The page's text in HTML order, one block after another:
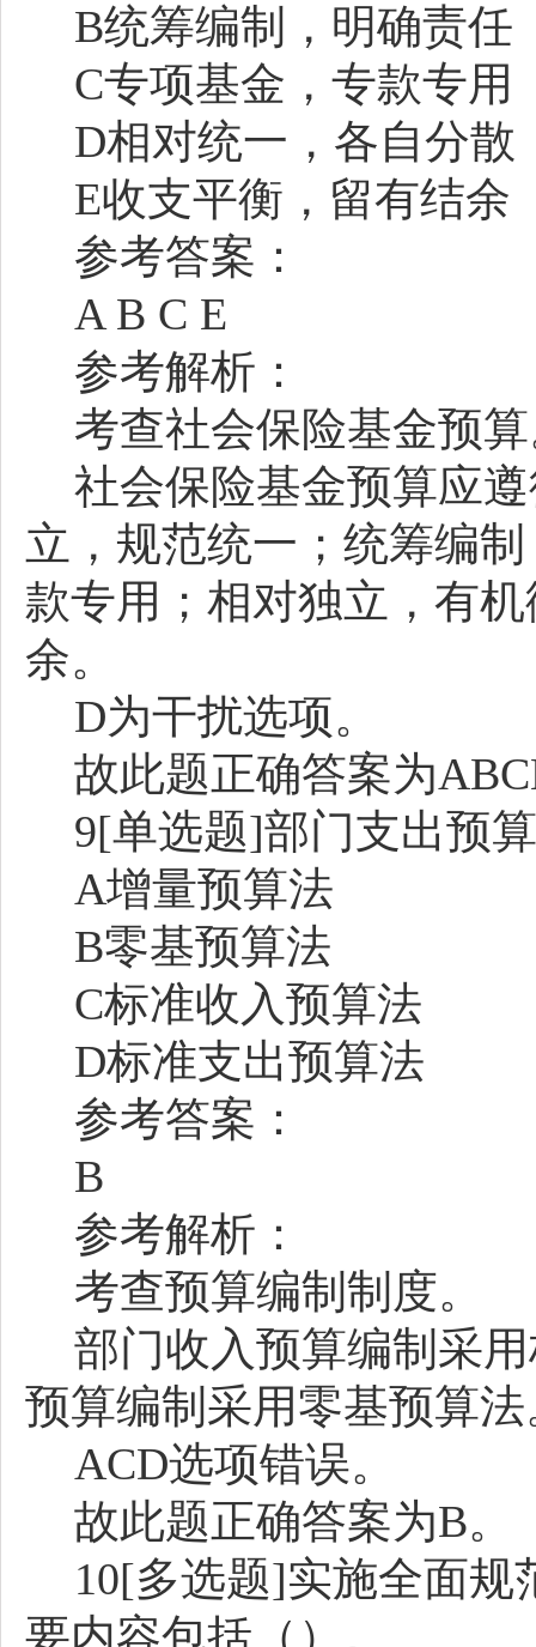
B统筹编制，明确责任
C专项基金，专款专用
D相对统一，各自分散
E收支平衡，留有结余
参考答案：
A B C E
参考解析：
考查社会保险基金预
社会保险基金预算应
立，规范统一；统筹编
款专用；相对独立，有
余。
D为干扰选项。
故此题正确答案为
9[单选题]部门支出预
A增量预算法
B零基预算法
C标准收入预算法
D标准支出预算法
参考答案：
B
参考解析：
考查预算编制制度。
部门收入预算编制采
预算编制采用零基预算法
ACD选项错误。
故此题正确答案为B。
10[多选题]实施全面
要内容包括（）。